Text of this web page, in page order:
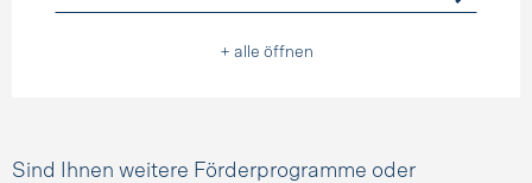
+ alle öffnen
Sind Ihnen weitere Förderprogramme oder